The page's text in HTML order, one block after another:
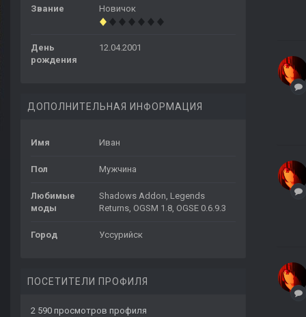
Звание Новичок
День
рождения
12.04.2001
ДОПОЛНИТЕЛЬНАЯ ИНФОРМАЦИЯ
Имя Иван
Пол Мужчина
Любимые
моды
Shadows Addon, Legends
Returns, OGSM 1.8, OGSE 0.6.9.3
Город Уссурийск
ПОСЕТИТЕЛИ ПРОФИЛЯ
2 590 просмотров профиля